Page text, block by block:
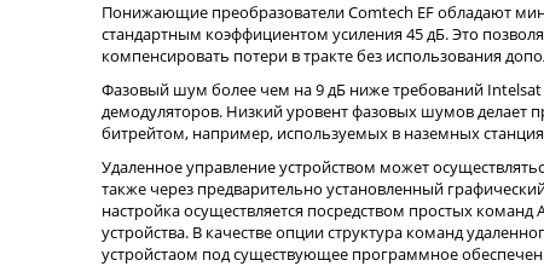
Понижающие преобразователи Comtech EF обладают
стандартным коэффициентом усиления 45 дБ. Это
компенсировать потери в тракте без использования
Фазовый шум более чем на 9 дБ ниже требований Intelsat
демодуляторов. Низкий уровент фазовых шумов делает
битрейтом, например, используемых в наземных
Удаленное управление устройством может
также через предварительно установленный
настройка осуществляется посредством простых
устройства. В качестве опции структура команд
устройстаом под существующее программное